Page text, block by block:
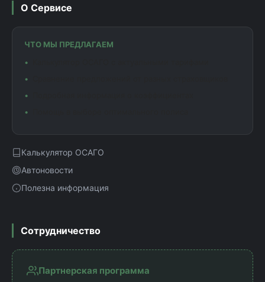
О Сервисе
ЧТО МЫ ПРЕДЛАГАЕМ
Калькулятор ОСАГО
Автоновости
Полезна информация
Сотрудничество
Партнерская программа